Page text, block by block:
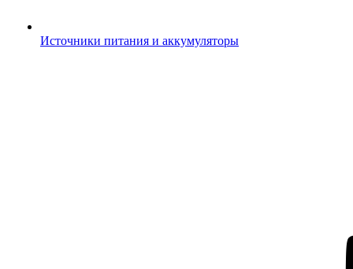
Источники питания и аккумуляторы